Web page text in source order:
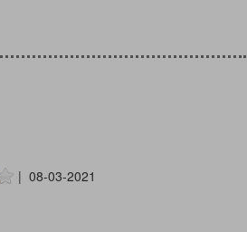
| 08-03-2021